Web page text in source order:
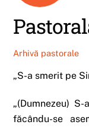
Arhivă pastorale
„S-a smerit pe
„(Dumnezeu)
făcându-se